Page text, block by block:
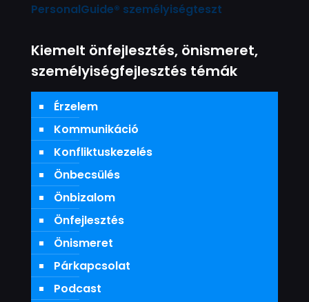
PersonalGuide® személyiségteszt
Kiemelt önfejlesztés, önismeret,
személyiségfejlesztés témák
Érzelem
Kommunikáció
Konfliktuskezelés
Önbecsülés
Önbizalom
Önfejlesztés
Önismeret
Párkapcsolat
Podcast